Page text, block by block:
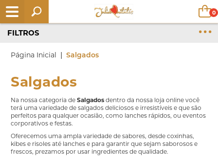
0
Página Inicial | Salgados
FILTROS
Salgados
Na nossa categoria deSalgados dentro da nossa loja online você
terá uma variedade de salgados deliciosos e irresistíveis e que são
perfeitos para qualquer ocasião, como lanches rápidos, ou eventos
corporativos e festas.
Oferecemos uma ampla variedade de sabores, desde coxinhas,
kibes e risoles até lanches e para garantir que sejam saborosos e
frescos, prezamos por usar ingredientes de qualidade.